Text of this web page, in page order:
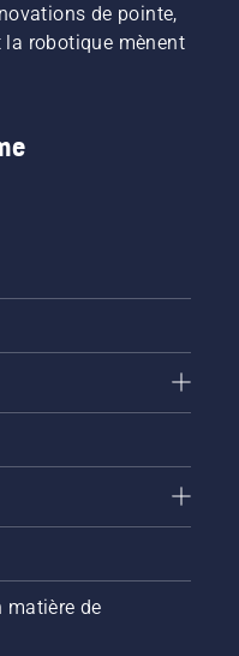
de pointe,
robotique mènent
matière de